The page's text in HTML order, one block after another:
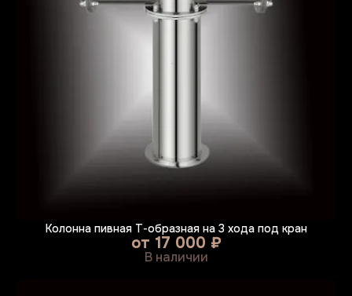
Колонна пивная Т-образная на 3 хода под кран
от 17 000 ₽
В наличии